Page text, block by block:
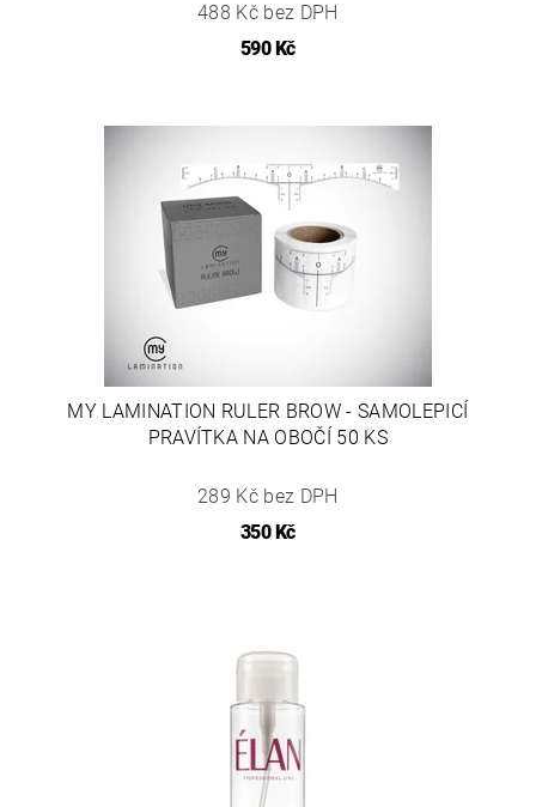
488 Kč bez DPH
590 Kč
MY LAMINATION RULER BROW - SAMOLEPICÍ
PRAVÍTKA NA OBOČÍ 50 KS
289 Kč bez DPH
350 Kč